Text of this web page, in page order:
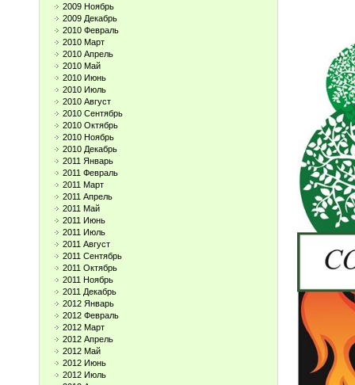
2009 Ноябрь
2009 Декабрь
2010 Февраль
2010 Март
2010 Апрель
2010 Май
2010 Июнь
2010 Июль
2010 Август
2010 Сентябрь
2010 Октябрь
2010 Ноябрь
2010 Декабрь
2011 Январь
2011 Февраль
2011 Март
2011 Апрель
2011 Май
2011 Июнь
2011 Июль
2011 Август
2011 Сентябрь
2011 Октябрь
2011 Ноябрь
2011 Декабрь
2012 Январь
2012 Февраль
2012 Март
2012 Апрель
2012 Май
2012 Июнь
2012 Июль